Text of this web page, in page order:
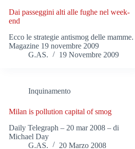
Dai passeggini alti alle fughe nel week-
end
Ecco le strategie antismog delle mamme.
Magazine 19 novembre 2009
G.AS.
19 Novembre 2009
Inquinamento
Milan is pollution capital of smog
Daily Telegraph – 20 mar 2008 – di
Michael Day
G.AS.
20 Marzo 2008